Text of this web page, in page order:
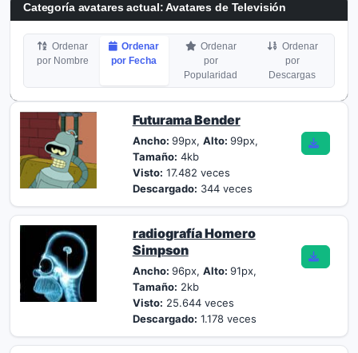
Categoría avatares actual: Avatares de Televisión
Ordenar
por Nombre
Ordenar
por Fecha
Ordenar
por
Popularidad
Ordenar
por
Descargas
Futurama Bender
Ancho: 99px, Alto: 99px,
Tamaño: 4kb
Visto: 17.482 veces
Descargado: 344 veces
radiografía Homero
Simpson
Ancho: 96px, Alto: 91px,
Tamaño: 2kb
Visto: 25.644 veces
Descargado: 1.178 veces